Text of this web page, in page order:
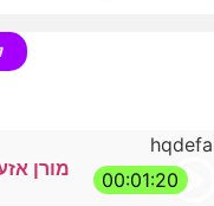
00:01:20 מורן